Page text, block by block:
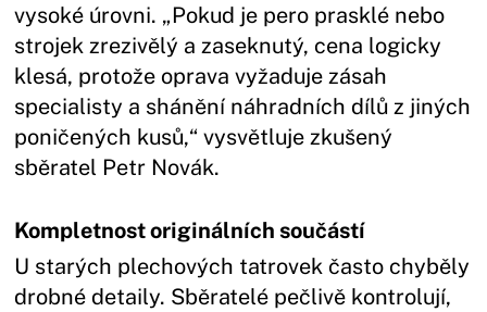
vysoké úrovni. „Pokud je pero prasklé nebo
strojek zrezivělý a zaseknutý, cena logicky
klesá, protože oprava vyžaduje zásah
specialisty a shánění náhradních dílů z jiných
poničených kusů,“ vysvětluje zkušený
sběratel Petr Novák.
Kompletnost originálních součástí
U starých plechových tatrovek často chyběly
drobné detaily. Sběratelé pečlivě kontrolují,